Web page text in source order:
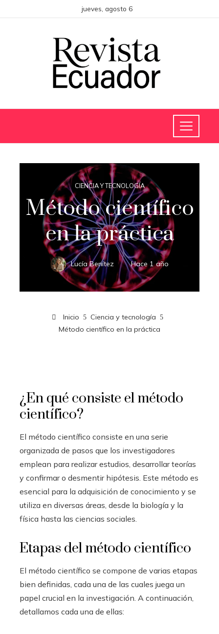
jueves, agosto 6
CIENCIA Y TECNOLOGÍA
Método científico
en la práctica
Lucía Benítez Hace 1 año
Inicio
Ciencia y tecnología
Método científico en la práctica
¿En qué consiste el método
científico?
El método científico consiste en una serie
organizada de pasos que los investigadores
emplean para realizar estudios, desarrollar teorías
y confirmar o desmentir hipótesis. Este método es
esencial para la adquisición de conocimiento y se
utiliza en diversas áreas, desde la biología y la
física hasta las ciencias sociales.
Etapas del método científico
El método científico se compone de varias etapas
bien definidas, cada una de las cuales juega un
papel crucial en la investigación. A continuación,
detallamos cada una de ellas: